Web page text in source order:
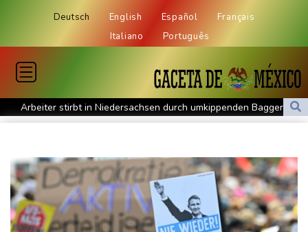
Deutsch English Español
Français
Italiano
Português
Arbeiter stirbt in Niedersachsen durch umkippenden Bagger
Mehr Geld für Bundeswehr und Infrastruktur: Industrie erhält
Bislang fast 12.000 Hitzetote in Deutschland - hohe Sterblichkeit
vor allem im Juni
Arbeiter stribt in Niedersachsen durch umkippenden Bagger
Studie: Klimawandel verdoppelt Wahrscheinlichkeit für